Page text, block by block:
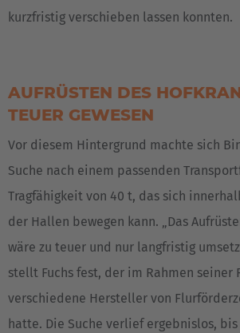
kurzfristig verschieben lassen konnten.
AUFRÜSTEN DES
TEUER GEWESEN
Vor diesem Hintergrund machte sich
Suche nach einem passenden
Tragfähigkeit von 40 t, das sich
der Hallen bewegen kann. „Das
wäre zu teuer und nur langfristig
stellt Fuchs fest, der im Rahmen seiner
verschiedene Hersteller von
hatte. Die Suche verlief ergebnislos,